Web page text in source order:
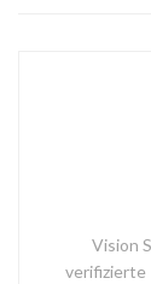
Vision
verifizierte